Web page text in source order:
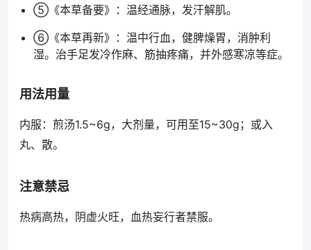
⑤《本草备要》：温经通脉，发汗解肌。
⑥《本草再新》：温中行血，健脾燥胃，消肿利
湿。治手足发冷作麻、筋抽疼痛，并外感寒凉等症。
用法用量
内服：煎汤1.5~6g，大剂量，可用至15~30g；或入
丸、散。
注意禁忌
热病高热，阴虚火旺，血热妄行者禁服。